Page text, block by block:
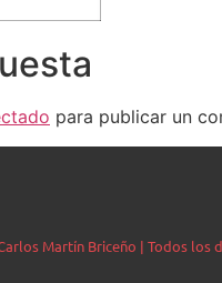
para publicar un
Martín Briceño | Todos los